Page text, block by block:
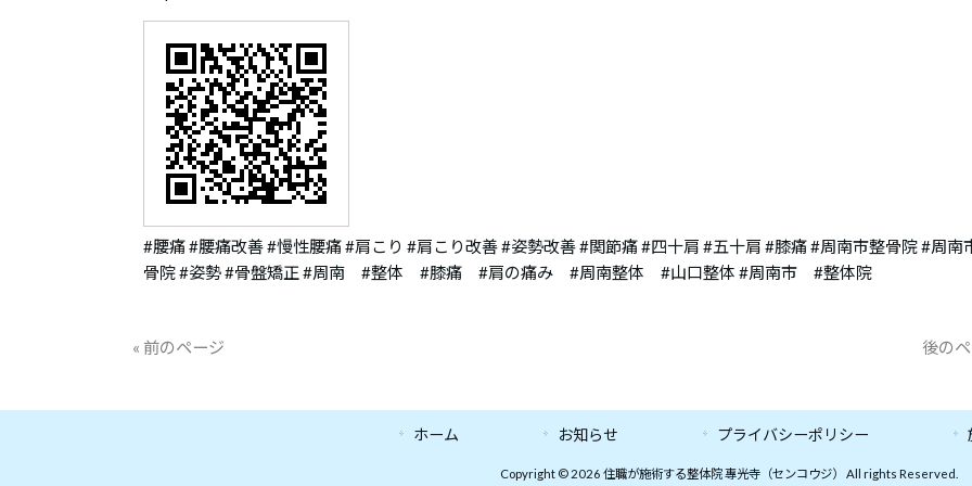
#腰痛 #腰痛改善 #慢性腰痛 #肩こり #肩こり改善 #姿勢改善 #関節痛 #四十肩 #五十肩 #膝痛 #周南市整骨院 #周南
骨院 #姿勢 #骨盤矯正 #周南 #整体 #膝痛 #肩の痛み #周南整体 #山口整体 #周南市 #整体院
« 前のページ 後の
ホーム お知らせ プライバシーポリシー
Copyright © 2026 住職が施術する整体院 專光寺（センコウジ） All rights Reserved.